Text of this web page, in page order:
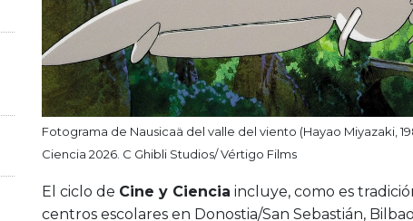
Fotograma de Nausicaä del valle del viento (Hayao Miyazaki,
Ciencia 2026. C Ghibli Studios/ Vértigo Films
El ciclo de Cine y Ciencia incluye, como es
centros escolares en Donostia/San Sebastián,